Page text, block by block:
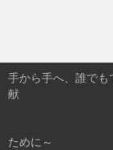
手から手へ、誰で
～車いす
ために～